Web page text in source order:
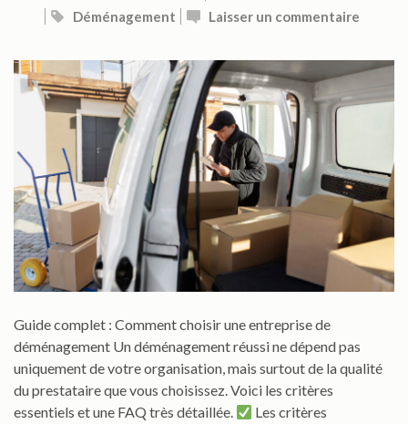
Déménagement
Laisser un commentaire
Guide complet : Comment choisir une entreprise de
déménagement Un déménagement réussi ne dépend pas
uniquement de votre organisation, mais surtout de la qualité
du prestataire que vous choisissez. Voici les critères
essentiels et une FAQ très détaillée.
Les critères